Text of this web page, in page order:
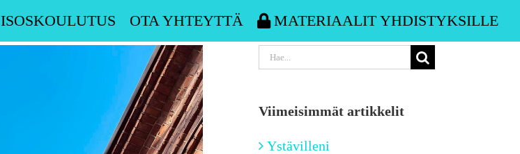
ISOSKOULUTUS OTA YHTEYTTÄ MATERIAALIT YHDISTYKSILLE
Etsi
Viimeisimmät artikkelit
Ystävilleni